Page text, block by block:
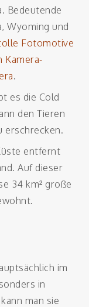
Bedeutende
Wyoming und
Fotomotive
Kamera-
.
es die Cold
den Tieren
erschrecken.
entfernt
Auf dieser
34 km² große
im
in
man sie